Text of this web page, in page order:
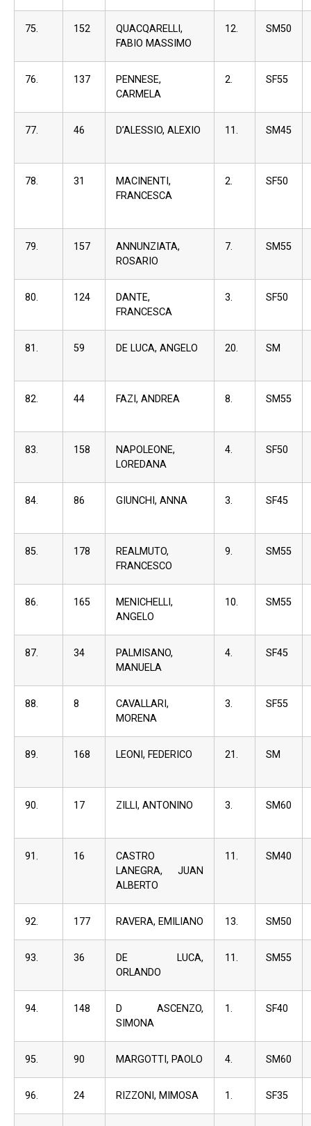
75. 152
QUACQARELLI,
FABIO MASSIMO
12. SM50
76. 137
PENNESE,
CARMELA
2. SF55
77. 46 D’ALESSIO, ALEXIO 11. SM45
78. 31
MACINENTI,
FRANCESCA
2. SF50
79. 157
ANNUNZIATA,
ROSARIO
7. SM55
80. 124
DANTE,
FRANCESCA
3. SF50
81. 59 DE LUCA, ANGELO 20. SM
82. 44 FAZI, ANDREA 8. SM55
83. 158
NAPOLEONE,
LOREDANA
4. SF50
84. 86 GIUNCHI, ANNA 3. SF45
85. 178
REALMUTO,
FRANCESCO
9. SM55
86. 165
MENICHELLI,
ANGELO
10. SM55
87. 34
PALMISANO,
MANUELA
4. SF45
88. 8
CAVALLARI,
MORENA
3. SF55
89. 168 LEONI, FEDERICO 21. SM
90. 17 ZILLI, ANTONINO 3. SM60
91. 16
CASTRO
LANEGRA, JUAN
ALBERTO
11. SM40
92. 177 RAVERA, EMILIANO 13. SM50
93. 36
DE LUCA,
ORLANDO
11. SM55
94. 148
D ASCENZO,
SIMONA
1. SF40
95. 90 MARGOTTI, PAOLO 4. SM60
96. 24 RIZZONI, MIMOSA 1. SF35